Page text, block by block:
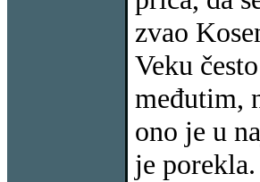
zvao
Veku
međutim,
ono je u
je